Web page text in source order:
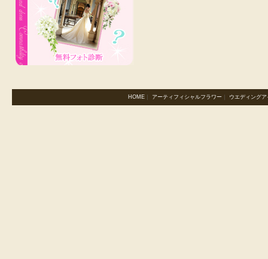
HOME｜ アーティフィシャルフラワー｜ ウエディングア